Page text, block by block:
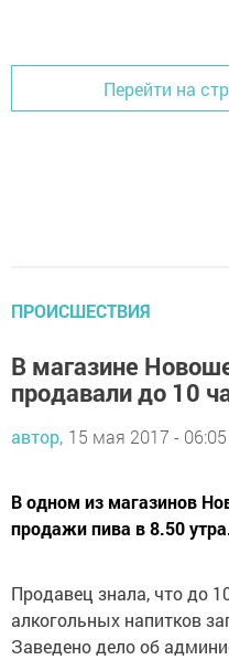
Перейти на
ПРОИСШЕСТВИЯ
В магазине
продавали до 10
автор, 15 мая 2017 - 06:05
В одном из магазинов
продажи пива в 8.50
Продавец знала, что до
алкогольных напитков
Заведено дело об